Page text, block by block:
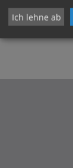
Ich lehne ab